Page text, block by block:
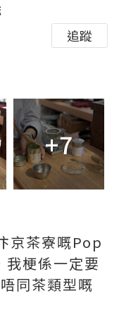
追蹤
+7
京茶寮嘅Pop
梗係一定要
同茶類型嘅